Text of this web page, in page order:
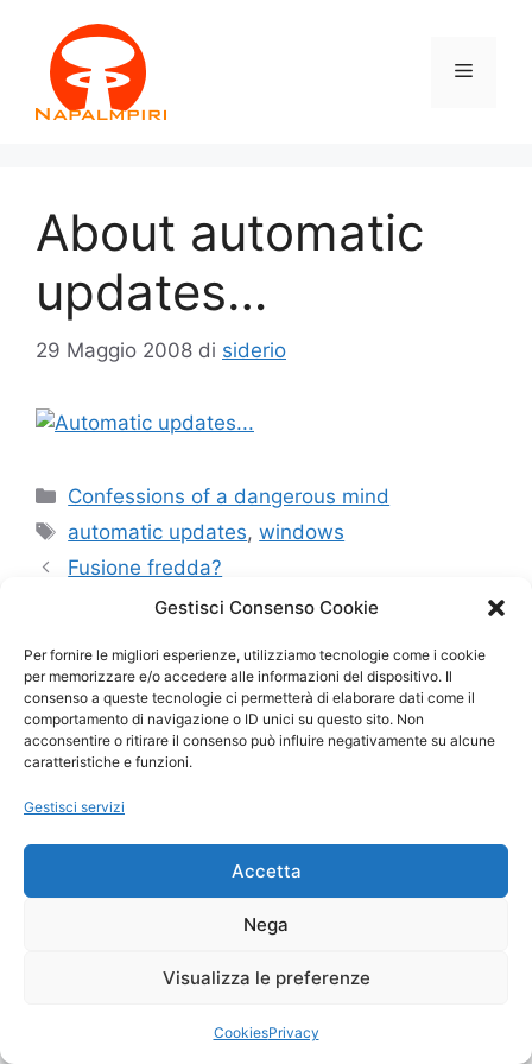
Gestisci Consenso Cookie
Per fornire le migliori esperienze, utilizziamo tecnologie come i cookie
per memorizzare e/o accedere alle informazioni del dispositivo. Il
consenso a queste tecnologie ci permetterà di elaborare dati come il
comportamento di navigazione o ID unici su questo sito. Non
acconsentire o ritirare il consenso può influire negativamente su alcune
caratteristiche e funzioni.
Gestisci servizi
Accetta
Nega
Visualizza le preferenze
CookiesPrivacy
contenuto
Menu
About automatic
updates…
29 Maggio 2008 di siderio
Categorie
Confessions of a dangerous mind
Tag
automatic updates,windows
Fusione fredda?
cul-de-sac
© 2026• Creato conGeneratePress